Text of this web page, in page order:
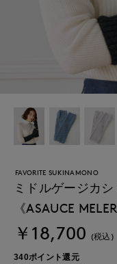
FAVORITE SUKINAMONO
ミドルゲージカ
《ASAUCE MELER
￥18,700 (税込)
340ポイント還元